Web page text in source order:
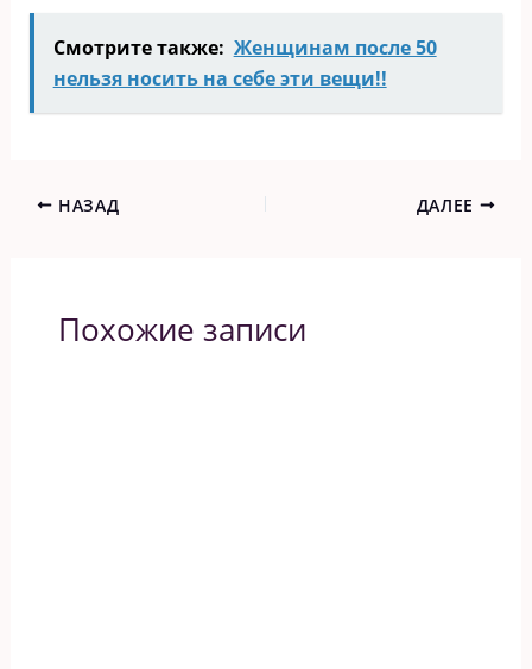
Смотрите также: Женщинам после 50
нельзя носить на себе эти вещи!!
НАЗАД ДАЛЕЕ
Похожие записи